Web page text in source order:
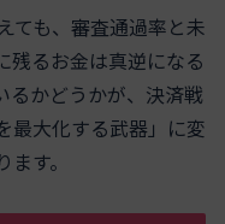
ても、審査通過率と未
残るお金は真逆になる
るかどうかが、決済戦
最大化する武器」に変
す。